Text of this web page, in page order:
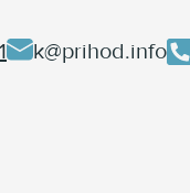
k@prihod.info